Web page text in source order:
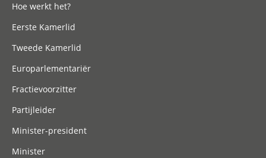
Hoe werkt het?
Eerste Kamerlid
Tweede Kamerlid
Europarlementariër
Fractievoorzitter
Partijleider
Minister-president
Minister